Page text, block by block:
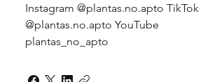
Instagram @plantas.no.apto TikTok
@plantas.no.apto YouTube
plantas_no_apto